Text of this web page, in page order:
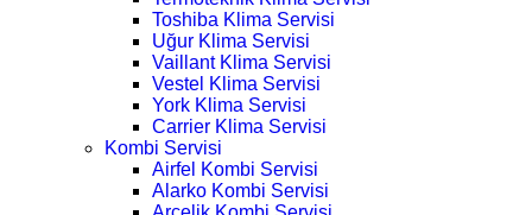
Toshiba Klima Servisi
Uğur Klima Servisi
Vaillant Klima Servisi
Vestel Klima Servisi
York Klima Servisi
Carrier Klima Servisi
Kombi Servisi
Airfel Kombi Servisi
Alarko Kombi Servisi